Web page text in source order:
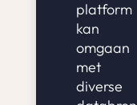
platform
kan
omgaan
met
diverse